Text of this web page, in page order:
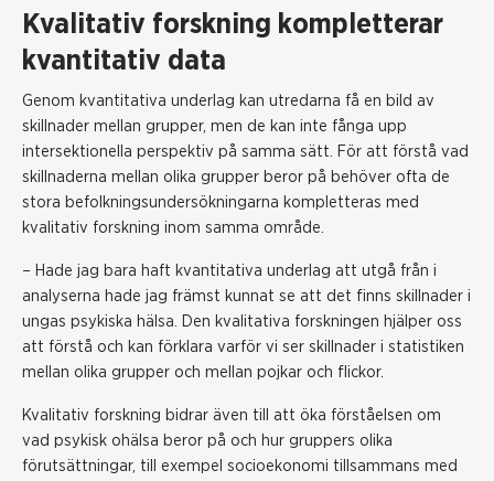
Kvalitativ forskning kompletterar
kvantitativ data
Genom kvantitativa underlag kan utredarna få en bild av
skillnader mellan grupper, men de kan inte fånga upp
intersektionella perspektiv på samma sätt. För att förstå vad
skillnaderna mellan olika grupper beror på behöver ofta de
stora befolkningsundersökningarna kompletteras med
kvalitativ forskning inom samma område.
– Hade jag bara haft kvantitativa underlag att utgå från i
analyserna hade jag främst kunnat se att det finns skillnader i
ungas psykiska hälsa. Den kvalitativa forskningen hjälper oss
att förstå och kan förklara varför vi ser skillnader i statistiken
mellan olika grupper och mellan pojkar och flickor.
Kvalitativ forskning bidrar även till att öka förståelsen om
vad psykisk ohälsa beror på och hur gruppers olika
förutsättningar, till exempel socioekonomi tillsammans med